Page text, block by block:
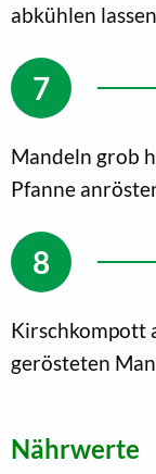
abkühlen
Mandeln grob
Pfanne
Kirschkompott
gerösteten
Nährwerte